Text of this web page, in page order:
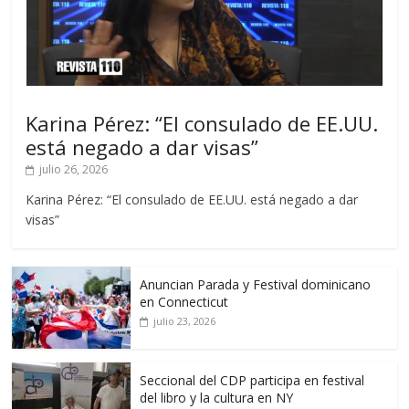
Karina Pérez: “El consulado de EE.UU.
está negado a dar visas”
julio 26, 2026
Karina Pérez: “El consulado de EE.UU. está negado a dar
visas”
Anuncian Parada y Festival dominicano
en Connecticut
julio 23, 2026
Seccional del CDP participa en festival
del libro y la cultura en NY